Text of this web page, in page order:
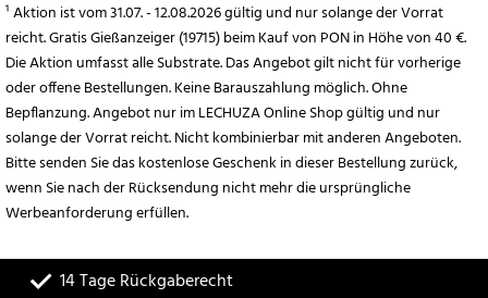
¹ Aktion ist vom 31.07. - 12.08.2026 gültig und nur solange der Vorrat
reicht. Gratis Gießanzeiger (19715) beim Kauf von PON in Höhe von 40 €.
Die Aktion umfasst alle Substrate. Das Angebot gilt nicht für vorherige
oder offene Bestellungen. Keine Barauszahlung möglich. Ohne
Bepflanzung. Angebot nur im LECHUZA Online Shop gültig und nur
solange der Vorrat reicht. Nicht kombinierbar mit anderen Angeboten.
Bitte senden Sie das kostenlose Geschenk in dieser Bestellung zurück,
wenn Sie nach der Rücksendung nicht mehr die ursprüngliche
Werbeanforderung erfüllen.
14 Tage Rückgaberecht